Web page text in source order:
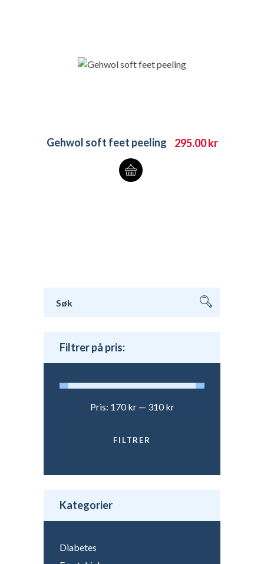
Gehwol soft feet peeling 295.00kr
etter:
Filtrer på pris:
FILTRER
Pris: 170 kr— 310 kr
Kategorier
Diabetes